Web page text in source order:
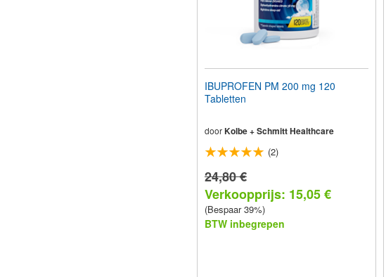
IBUPROFEN PM 200 mg 120
Tabletten
doorKolbe + Schmitt Healthcare
(2)
24,80 €
Verkoopprijs: 15,05 €
(Bespaar 39%)
BTW inbegrepen